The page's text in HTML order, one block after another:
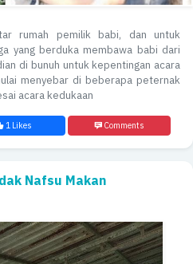
rumah pemilik babi, dan untuk
yang berduka membawa babi dari
di bunuh untuk kepentingan acara
menyebar di beberapa peternak
acara kedukaan
1 Likes Comments
Nafsu Makan